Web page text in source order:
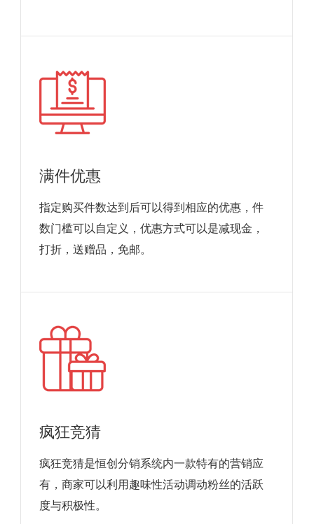
满件优惠
指定购买件数达到后可以得到相应的优惠，件
数门槛可以自定义，优惠方式可以是减现金，
打折，送赠品，免邮。
疯狂竞猜
疯狂竞猜是恒创分销系统内一款特有的营销应
有，商家可以利用趣味性活动调动粉丝的活跃
度与积极性。